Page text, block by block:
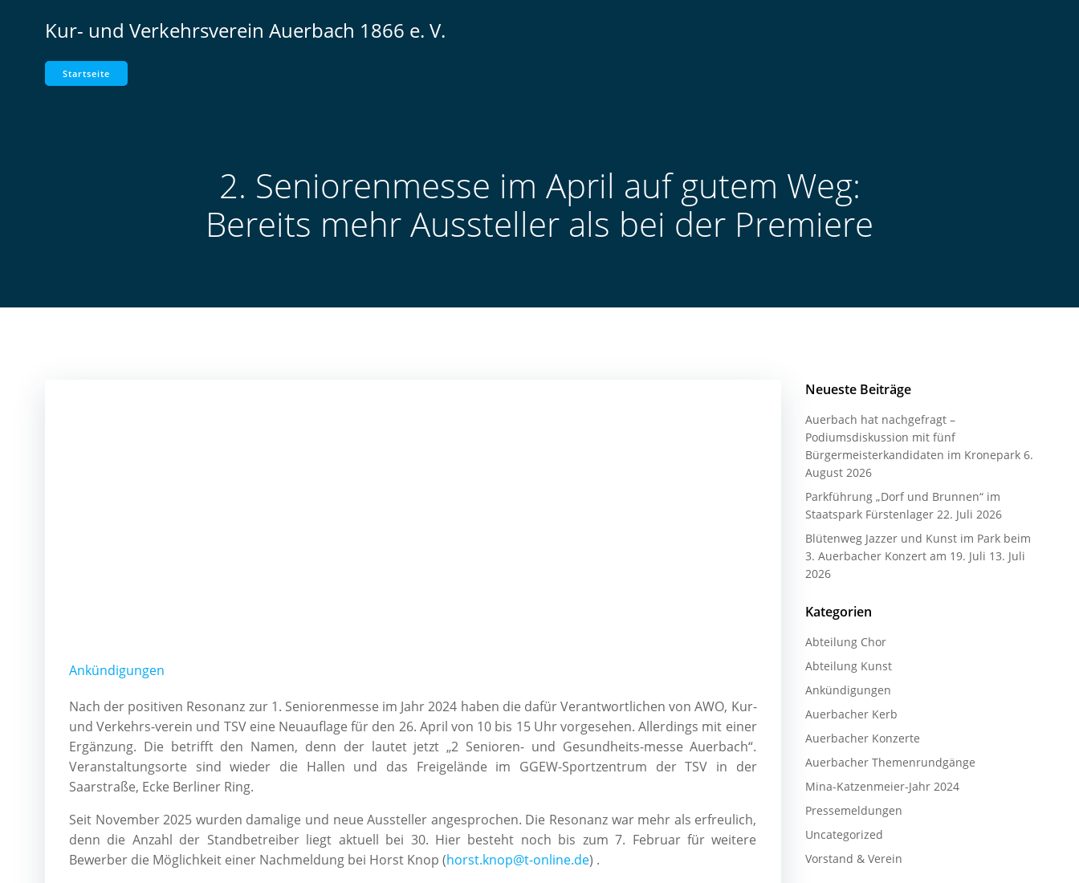
Kur- und Verkehrsverein Auerbach 1866 e. V.
Startseite
2. Seniorenmesse im April auf gutem Weg:
Bereits mehr Aussteller als bei der Premiere
Ankündigungen
Nach der positiven Resonanz zur 1. Seniorenmesse im Jahr 2024 haben die dafür Verantwortlichen von AWO, Kur-
und Verkehrs-verein und TSV eine Neuauflage für den 26. April von 10 bis 15 Uhr vorgesehen. Allerdings mit einer
Ergänzung. Die betrifft den Namen, denn der lautet jetzt „2 Senioren- und Gesundheits-messe Auerbach“.
Veranstaltungsorte sind wieder die Hallen und das Freigelände im GGEW-Sportzentrum der TSV in der
Saarstraße, Ecke Berliner Ring.
Seit November 2025 wurden damalige und neue Aussteller angesprochen. Die Resonanz war mehr als erfreulich,
denn die Anzahl der Standbetreiber liegt aktuell bei 30. Hier besteht noch bis zum 7. Februar für weitere
Bewerber die Möglichkeit einer Nachmeldung bei Horst Knop (horst.knop@t-online.de) .
Neueste Beiträge
Auerbach hat nachgefragt –
Podiumsdiskussion mit fünf
Bürgermeisterkandidaten im Kronepark 6.
August 2026
Parkführung „Dorf und Brunnen“ im
Staatspark Fürstenlager 22. Juli 2026
Blütenweg Jazzer und Kunst im Park beim
3. Auerbacher Konzert am 19. Juli 13. Juli
2026
Kategorien
Abteilung Chor
Abteilung Kunst
Ankündigungen
Auerbacher Kerb
Auerbacher Konzerte
Auerbacher Themenrundgänge
Mina-Katzenmeier-Jahr 2024
Pressemeldungen
Uncategorized
Vorstand & Verein